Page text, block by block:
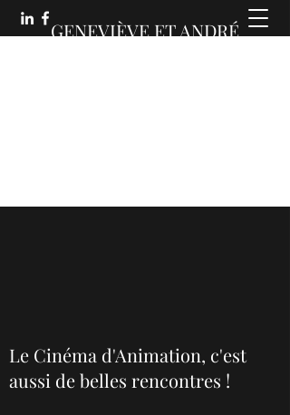
GENEVIÈVE ET ANDRÉ
Le Cinéma d'Animation, c'est
aussi de belles rencontres !